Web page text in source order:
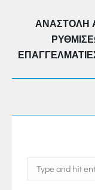
ΑΝΑΣΤΟΛΉ
Search: